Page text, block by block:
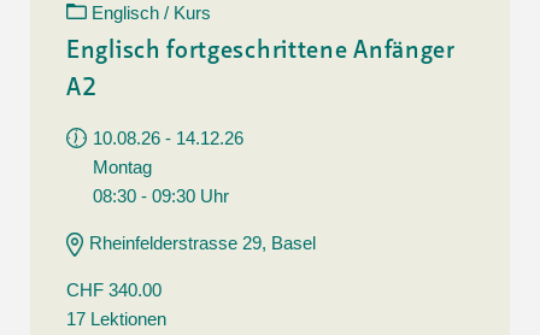
Englisch / Kurs
Englisch fortgeschrittene Anfänger
A2
10.08.26 - 14.12.26
Montag
08:30 - 09:30 Uhr
Rheinfelderstrasse 29, Basel
CHF 340.00
17 Lektionen